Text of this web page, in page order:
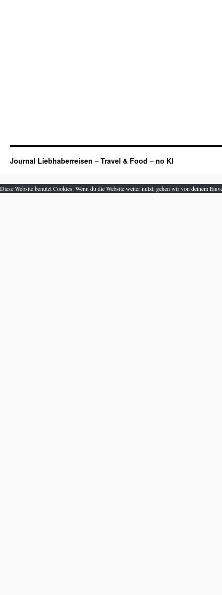
Journal Liebhaberreisen – Travel & Food – no KI
Diese Website benutzt Cookies. Wenn du die Website weiter nutzt, gehen wir von deinem